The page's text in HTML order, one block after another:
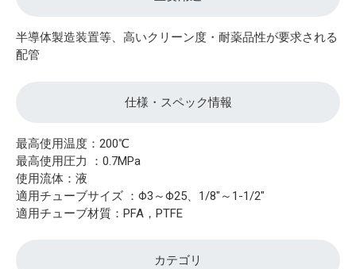
半導体製造装置等、高いクリーン度・耐薬品性が要求される
配管
仕様・スペック情報
最高使用温度：200℃
最高使用圧力 ：0.7MPa
使用流体：液
適用チューブサイズ ：Φ3～Φ25、1/8"～1-1/2"
適用チューブ材質：PFA，PTFE
カテゴリ